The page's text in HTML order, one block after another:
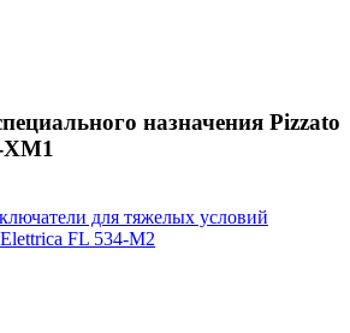
назначения Pizzato
XM1